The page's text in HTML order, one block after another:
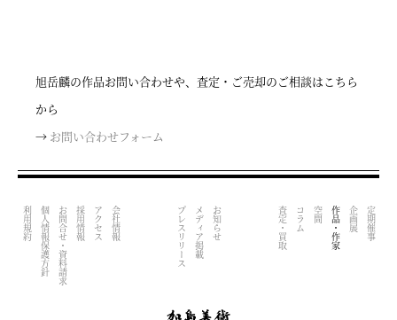
旭岳麟の作品お問い合わせや、査定・ご売却のご相談はこちら
から
→ お問い合わせフォーム
定期催事
企画展
作品・作家
空間
コラム
査定・買取
お知らせ
メディア掲載
プレスリリース
会社情報
アクセス
採用情報
お問合せ・資料請求
個人情報保護方針
利用規約